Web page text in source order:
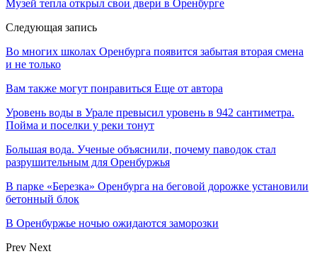
Музей тепла открыл свои двери в Оренбурге
Следующая запись
Во многих школах Оренбурга появится забытая вторая смена
и не только
Вам также могут понравиться Еще от автора
Уровень воды в Урале превысил уровень в 942 сантиметра.
Пойма и поселки у реки тонут
Большая вода. Ученые объяснили, почему паводок стал
разрушительным для Оренбуржья
В парке «Березка» Оренбурга на беговой дорожке установили
бетонный блок
В Оренбуржье ночью ожидаются заморозки
Prev Next